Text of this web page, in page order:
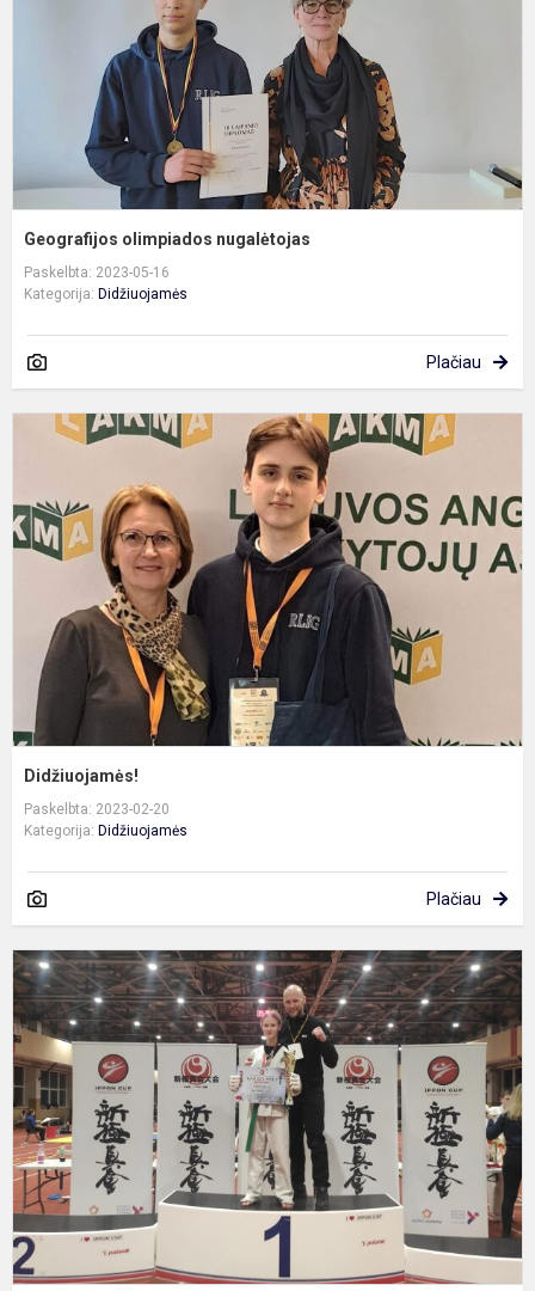
Geografijos olimpiados nugalėtojas
Paskelbta: 2023-05-16
Kategorija: Didžiuojamės
Plačiau
Didžiuojamės!
Paskelbta: 2023-02-20
Kategorija: Didžiuojamės
Plačiau